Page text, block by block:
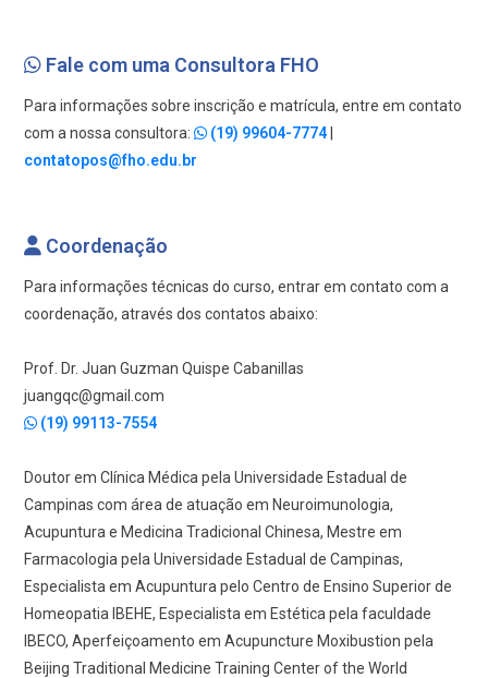
Fale com uma Consultora FHO
Para informações sobre inscrição e matrícula, entre em contato
com a nossa consultora:
(19) 99604-7774
contatopos@fho.edu.br
Coordenação
Para informações técnicas do curso, entrar em contato com a
coordenação, através dos contatos abaixo:
Prof. Dr. Juan Guzman Quispe Cabanillas
juangqc@gmail.com
(19) 99113-7554
Doutor em Clínica Médica pela Universidade Estadual de
Campinas com área de atuação em Neuroimunologia,
Acupuntura e Medicina Tradicional Chinesa, Mestre em
Farmacologia pela Universidade Estadual de Campinas,
Especialista em Acupuntura pelo Centro de Ensino Superior de
Homeopatia IBEHE, Especialista em Estética pela faculdade
IBECO, Aperfeiçoamento em Acupuncture Moxibustion pela
Beijing Traditional Medicine Training Center of the World